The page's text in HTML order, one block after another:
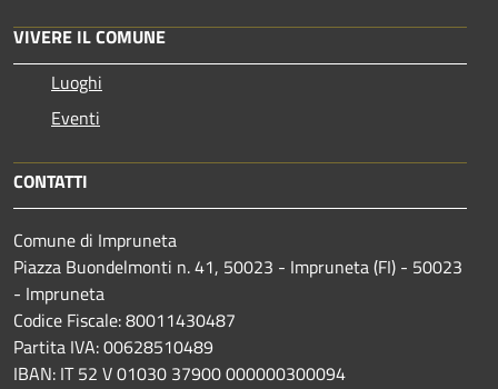
VIVERE IL COMUNE
Luoghi
Eventi
CONTATTI
Comune di Impruneta
Piazza Buondelmonti n. 41, 50023 - Impruneta (FI) - 50023
- Impruneta
Codice Fiscale: 80011430487
Partita IVA: 00628510489
IBAN: IT 52 V 01030 37900 000000300094